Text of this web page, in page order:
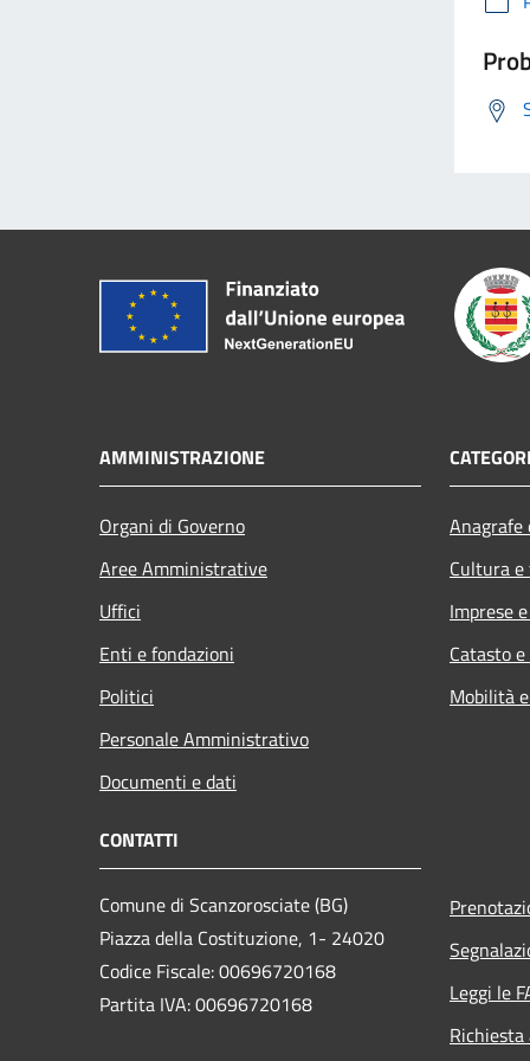
AMMINISTRAZIONE
Organi di Governo
Aree Amministrative
Uffici
Enti e fondazioni
Politici
Personale Amministrativo
Documenti e dati
Cultura
Imprese
Catasto
Mobilità
CONTATTI
Comune di Scanzorosciate (BG)
Piazza della Costituzione, 1- 24020
Codice Fiscale: 00696720168
Partita IVA: 00696720168
Leggi le